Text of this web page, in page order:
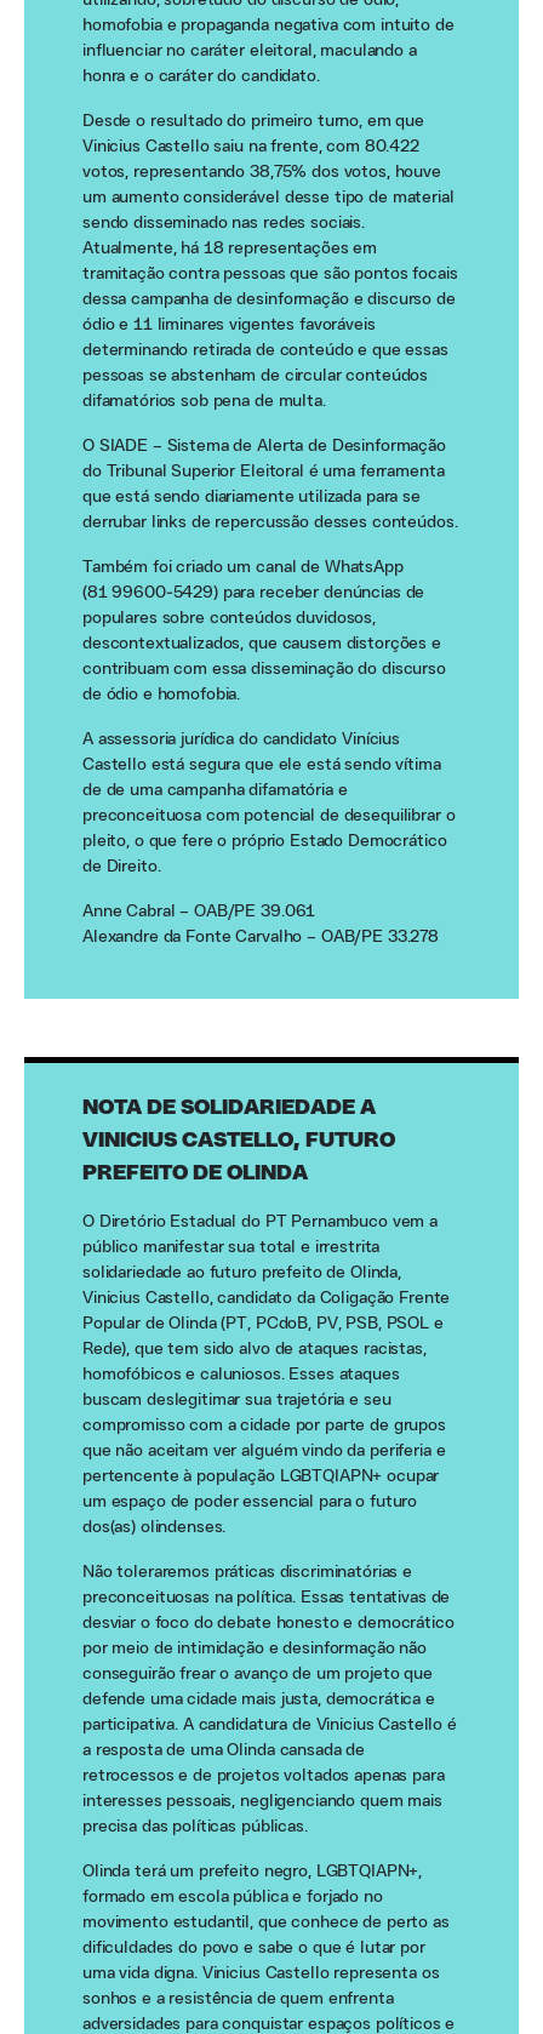
homofobia e propaganda negativa com intuito de
influenciar no caráter eleitoral, maculando a
honra e o caráter do candidato.
Desde o resultado do primeiro turno, em que
Vinicius Castello saiu na frente, com 80.422
votos, representando 38,75% dos votos, houve
um aumento considerável desse tipo de material
sendo disseminado nas redes sociais.
Atualmente, há 18 representações em
tramitação contra pessoas que são pontos focais
dessa campanha de desinformação e discurso de
ódio e 11 liminares vigentes favoráveis
determinando retirada de conteúdo e que essas
pessoas se abstenham de circular conteúdos
difamatórios sob pena de multa.
O SIADE – Sistema de Alerta de Desinformação
do Tribunal Superior Eleitoral é uma ferramenta
que está sendo diariamente utilizada para se
derrubar links de repercussão desses conteúdos.
Também foi criado um canal de WhatsApp
(81 99600‑5429) para receber denúncias de
populares sobre conteúdos duvidosos,
descontextualizados, que causem distorções e
contribuam com essa disseminação do discurso
de ódio e homofobia.
A assessoria jurídica do candidato Vinícius
Castello está segura que ele está sendo vítima
de de uma campanha difamatória e
preconceituosa com potencial de desequilibrar o
pleito, o que fere o próprio Estado Democrático
de Direito.
Anne Cabral – OAB/PE 39.061
Alexandre da Fonte Carvalho – OAB/PE 33.278
NOTA DE SOLIDARIEDADE A
VINICIUS CASTELLO, FUTURO
PREFEITO DE OLINDA
O Diretório Estadual do PT Pernambuco vem a
público manifestar sua total e irrestrita
solidariedade ao futuro prefeito de Olinda,
Vinicius Castello, candidato da Coligação Frente
Popular de Olinda (PT, PCdoB, PV, PSB, PSOL e
Rede), que tem sido alvo de ataques racistas,
homofóbicos e caluniosos. Esses ataques
buscam deslegitimar sua trajetória e seu
compromisso com a cidade por parte de grupos
que não aceitam ver alguém vindo da periferia e
pertencente à população LGBTQIAPN+ ocupar
um espaço de poder essencial para o futuro
dos(as) olindenses.
Não toleraremos práticas discriminatórias e
preconceituosas na política. Essas tentativas de
desviar o foco do debate honesto e democrático
por meio de intimidação e desinformação não
conseguirão frear o avanço de um projeto que
defende uma cidade mais justa, democrática e
participativa. A candidatura de Vinicius Castello é
a resposta de uma Olinda cansada de
retrocessos e de projetos voltados apenas para
interesses pessoais, negligenciando quem mais
precisa das políticas públicas.
Olinda terá um prefeito negro, LGBTQIAPN+,
formado em escola pública e forjado no
movimento estudantil, que conhece de perto as
dificuldades do povo e sabe o que é lutar por
uma vida digna. Vinicius Castello representa os
sonhos e a resistência de quem enfrenta
adversidades para conquistar espaços políticos e